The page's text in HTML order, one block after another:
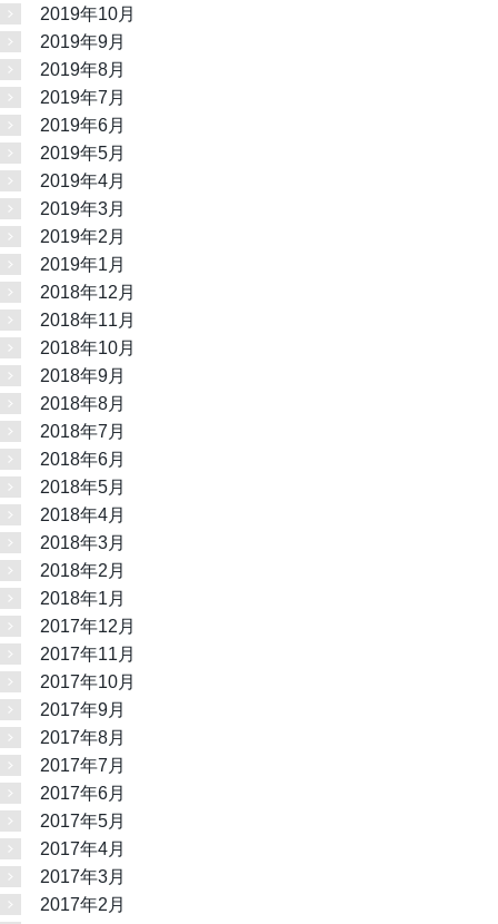
2019年10月
2019年9月
2019年8月
2019年7月
2019年6月
2019年5月
2019年4月
2019年3月
2019年2月
2019年1月
2018年12月
2018年11月
2018年10月
2018年9月
2018年8月
2018年7月
2018年6月
2018年5月
2018年4月
2018年3月
2018年2月
2018年1月
2017年12月
2017年11月
2017年10月
2017年9月
2017年8月
2017年7月
2017年6月
2017年5月
2017年4月
2017年3月
2017年2月